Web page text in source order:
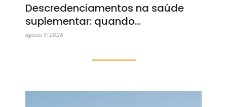
Descredenciamentos na saúde
suplementar: quando…
agosto 9, 2026